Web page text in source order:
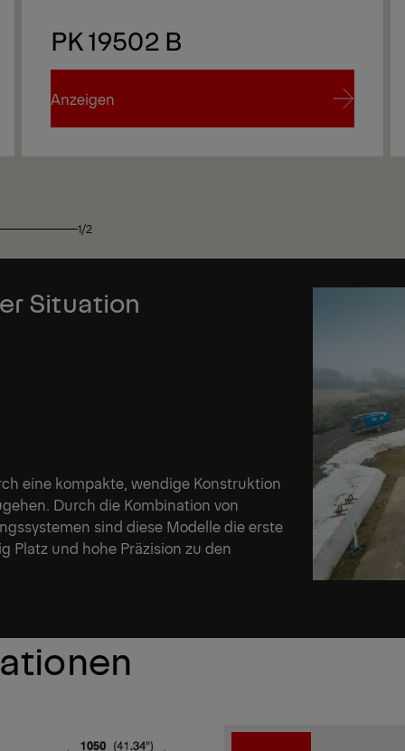
PK 19502 B
Anzeigen
1/2
Situation
eine kompakte, wendige Konstruktion
Durch die Kombination von
sind diese Modelle die erste
Platz und hohe Präzision zu den